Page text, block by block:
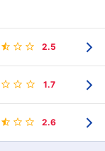
2.5
1.7
2.6